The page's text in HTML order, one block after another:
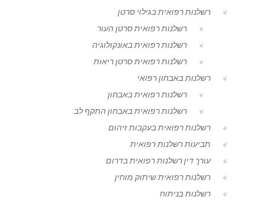
רשלנות רפואית בגילוי סרטן
רשלנות רפואית סרטן העור
רשלנות רפואית באונקולוגיה
רשלנות רפואית סרטן ריאות
רשלנות באבחון רפואי
רשלנות רפואית באבחון
רשלנות רפואית באבחון התקף לב
רשלנות רפואית בעקבות זיהום
תביעות רשלנות רפואית
עורך דין רשלנות רפואית בדרום
רשלנות רפואית שיתוק מוחין
רשלנות בניתוח